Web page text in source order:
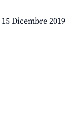
15 Dicembre 2019